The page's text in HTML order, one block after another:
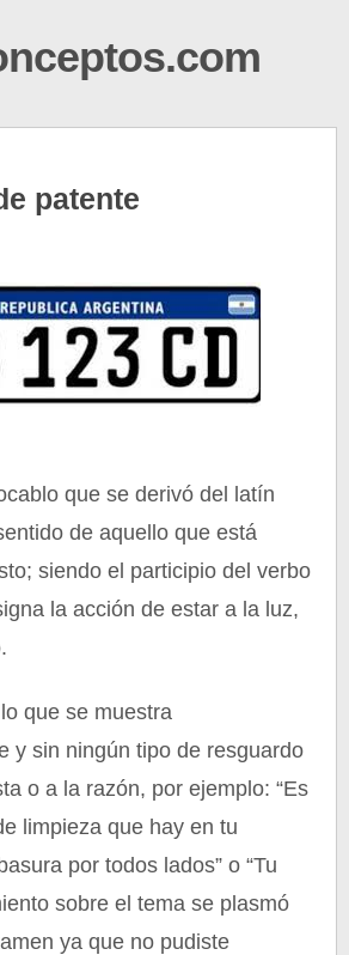
patente
que se derivó del latín
de aquello que está
siendo el participio del verbo
la acción de estar a la luz,
que se muestra
y sin ningún tipo de resguardo
o a la razón, por ejemplo: “Es
limpieza que hay en tu
por todos lados” o “Tu
sobre el tema se plasmó
ya que no pudiste